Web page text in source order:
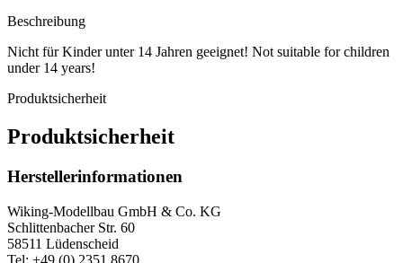
Beschreibung
Nicht für Kinder unter 14 Jahren geeignet! Not suitable for children
under 14 years!
Produktsicherheit
Produktsicherheit
Herstellerinformationen
Wiking-Modellbau GmbH & Co. KG
Schlittenbacher Str. 60
58511 Lüdenscheid
Tel: +49 (0) 2351 8670